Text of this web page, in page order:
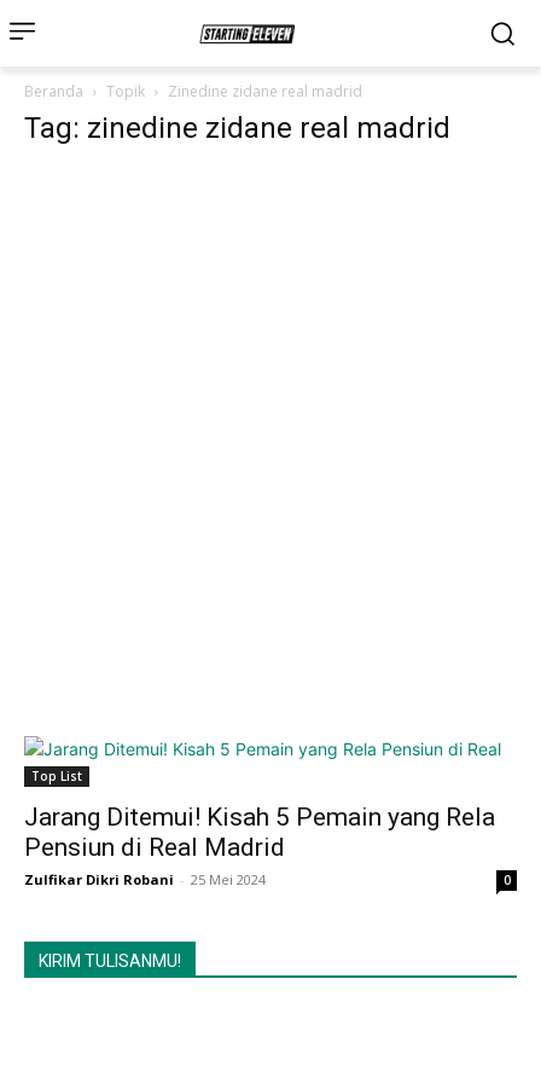
Beranda Topik Zinedine zidane real madrid
Tag: zinedine zidane real madrid
Top List
Jarang Ditemui! Kisah 5 Pemain yang Rela
Pensiun di Real Madrid
Zulfikar Dikri Robani - 25 Mei 2024 0
KIRIM TULISANMU!